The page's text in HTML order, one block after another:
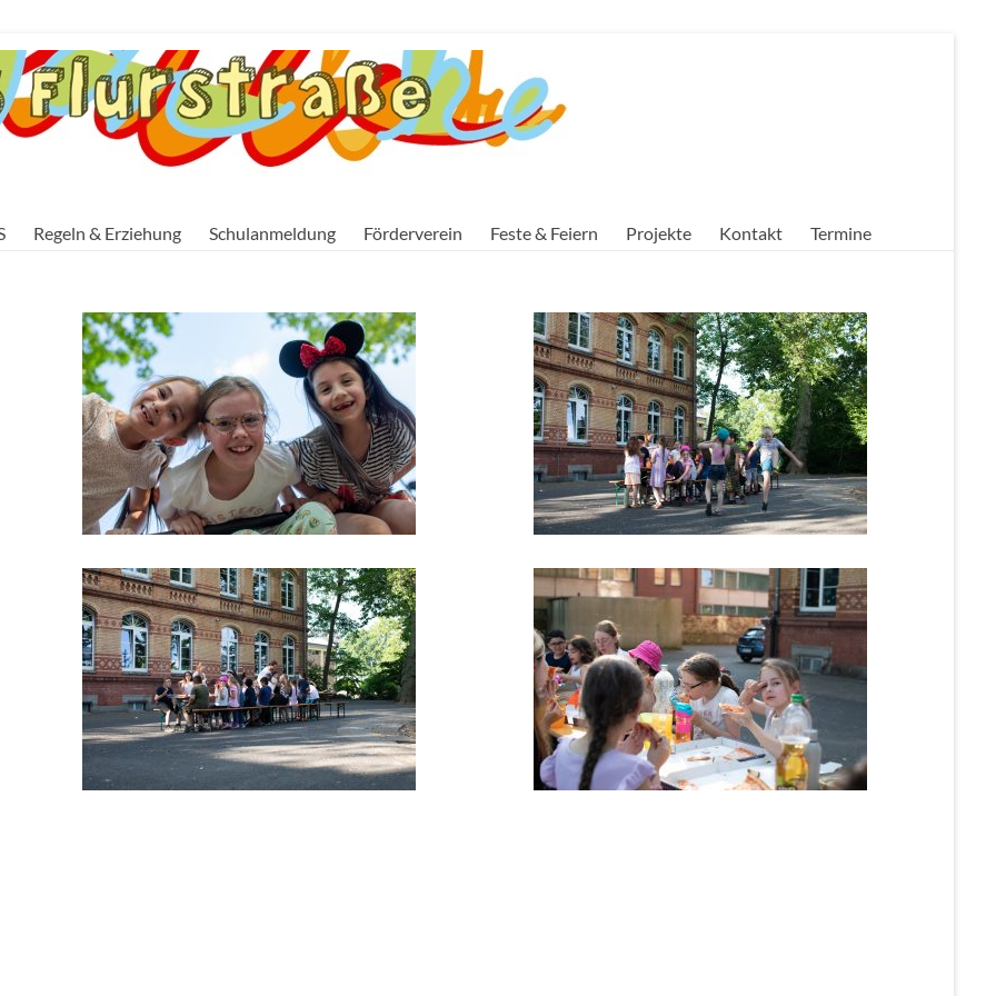
Regeln & Erziehung Schulanmeldung Förderverein Feste & Feiern Projekte Kontakt Termine